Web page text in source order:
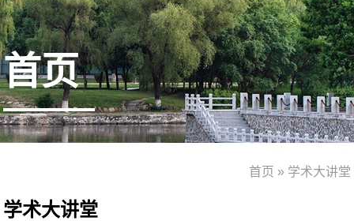
首页
首页 » 学术大讲堂
学术大讲堂